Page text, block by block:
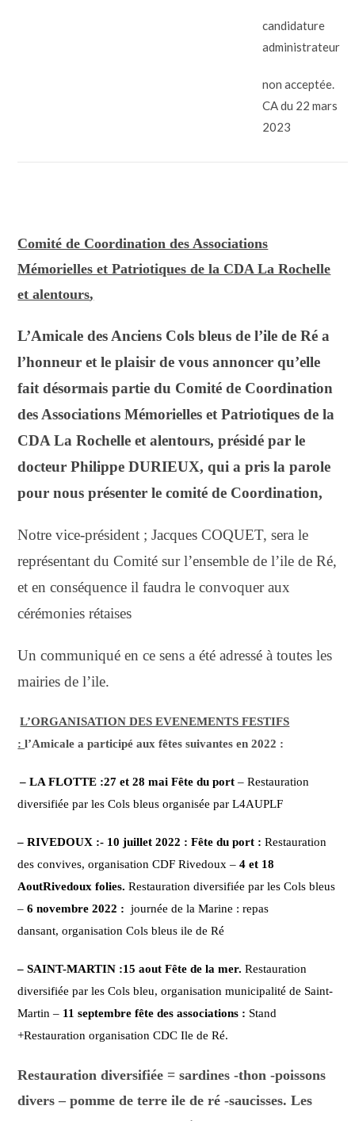
candidature
administrateur
non acceptée.
CA du 22 mars
2023
Comité de Coordination des Associations
Mémorielles et Patriotiques de la CDA La Rochelle
et alentours,
L’Amicale des Anciens Cols bleus de l’ile de Ré a
l’honneur et le plaisir de vous annoncer qu’elle
fait désormais partie du Comitéde Coordination
des Associations Mémorielles et Patriotiques de la
CDA La Rochelle et alentours, présidé par le
docteur Philippe DURIEUX, qui aprisla parole
pournous présenter le comité de Coordination,
Notre vice-président ; Jacques COQUET, sera le
représentant du Comité sur l’ensemble de l’ile de Ré,
et en conséquence il faudra le convoquer aux
cérémonies rétaises
Un communiqué en ce sens a été adressé à toutes les
mairies de l’ile.
L’ORGANISATION DES EVENEMENTS FESTIFS
:l’Amicale a participé aux fêtes suivantes en 2022 :
– LA FLOTTE :27 et 28 mai Fête du port– Restauration
diversifiée par les Cols bleusorganisée par L4AUPLF
– RIVEDOUX :- 10 juillet 2022 : Fête du port :Restauration
des convives,organisation CDF Rivedoux –4 et 18
AoutRivedoux folies. Restauration diversifiée par les Cols bleus
–6 novembre 2022 :journée de la Marine : repas
dansant,organisation Cols bleus ile de Ré
– SAINT-MARTIN :15 aout Fête de la mer. Restauration
diversifiée par les Cols bleu,organisation municipalité de Saint-
Martin – 11 septembre fête des associations : Stand
+Restaurationorganisation CDC Ile de Ré.
Restauration diversifiée = sardines -thon -poissons
divers – pomme de terre ile de ré -saucisses. Les